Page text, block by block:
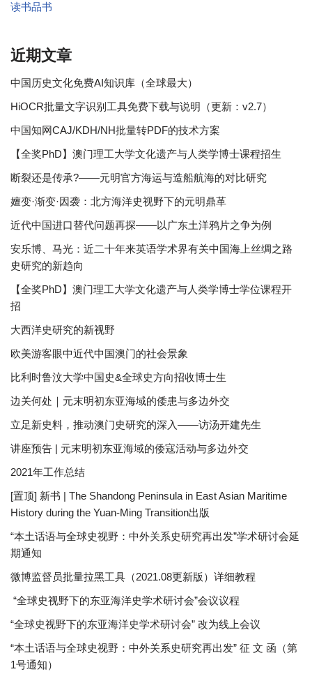
读书品书
近期文章
中国历史文化免费AI知识库（全球最大）
HiOCR批量文字识别工具免费下载与说明（更新：v2.7）
中国知网CAJ/KDH/NH批量转PDF的技术方案
【全奖PhD】澳门理工大学文化遗产与人类学博士课程招生
断裂还是传承?——元明官方海运与造船航海的对比研究
嬗变·渐变·因袭：北方海洋史视野下的元明鼎革
近代中国进口替代问题再探——以广东土洋鸦片之争为例
安乐博、马光：近二十年来英语学术界有关中国海上丝绸之路
史研究的新趋向
【全奖PhD】澳门理工大学文化遗产与人类学博士学位课程开
招
大西洋史研究的新视野
欧美游客眼中近代中国澳门的社会景象
比利时鲁汶大学中国史&全球史方向招收博士生
边关何处｜元末明初东亚海域的倭患与多边外交
立足新史料，推动澳门史研究的深入——访汤开建先生
讲座预告 | 元末明初东亚海域的倭寇活动与多边外交
2021年工作总结
[置顶] 新书 | The Shandong Peninsula in East Asian Maritime
History during the Yuan-Ming Transition出版
“本土话语与全球史视野：中外关系史研究再出发”学术研讨会延
期通知
微博监督员批量拉黑工具（2021.08更新版）详细教程
“全球史视野下的东亚海洋史学术研讨会”会议议程
“全球史视野下的东亚海洋史学术研讨会” 改为线上会议
“本土话语与全球史视野：中外关系史研究再出发” 征 文 函（第
1号通知）